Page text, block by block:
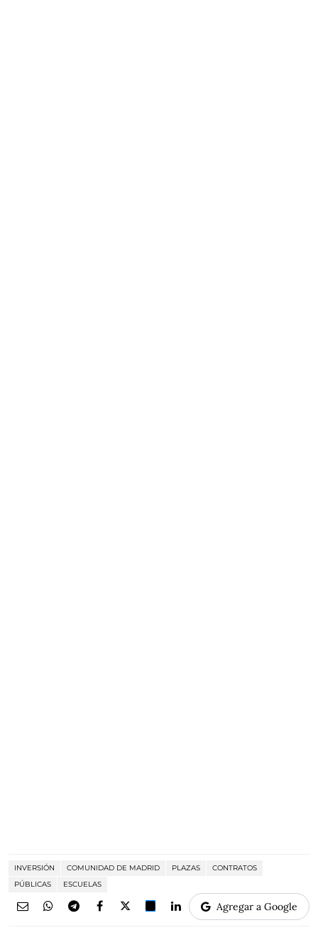
INVERSIÓN COMUNIDAD DE MADRID PLAZAS
CONTRATOS
PÚBLICAS
ESCUELAS
Agregar a Google